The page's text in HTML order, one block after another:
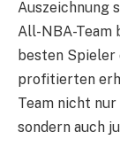
Auszeichnung
All-NBA-Team
besten Spieler
profitierten
Team nicht
sondern auch